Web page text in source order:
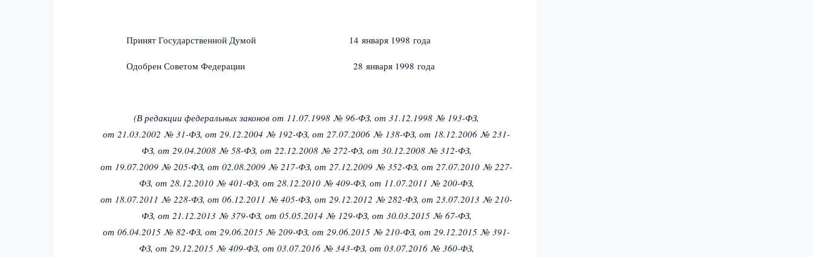
Принят Государственной Думой 14 января 1998 года
Одобрен Советом Федерации 28 января 1998 года
(В редакции федеральных законовот 11.07.1998 № 96-ФЗ,от 31.12.1998 № 193-ФЗ,
от 21.03.2002 № 31-ФЗ,от 29.12.2004 № 192-ФЗ,от 27.07.2006 № 138-ФЗ,от 18.12.2006 № 231-
ФЗ, от 29.04.2008 № 58-ФЗ, от 22.12.2008 № 272-ФЗ, от 30.12.2008 № 312-ФЗ,
от 19.07.2009 № 205-ФЗ,от 02.08.2009 № 217-ФЗ,от 27.12.2009 № 352-ФЗ,от 27.07.2010 № 227-
ФЗ, от 28.12.2010 № 401-ФЗ, от 28.12.2010 № 409-ФЗ, от 11.07.2011 № 200-ФЗ,
от 18.07.2011 № 228-ФЗ,от 06.12.2011 № 405-ФЗ,от 29.12.2012 № 282-ФЗ,от 23.07.2013 № 210-
ФЗ, от 21.12.2013 № 379-ФЗ, от 05.05.2014 № 129-ФЗ, от 30.03.2015 № 67-ФЗ,
от 06.04.2015 № 82-ФЗ,от 29.06.2015 № 209-ФЗ,от 29.06.2015 № 210-ФЗ,от 29.12.2015 № 391-
ФЗ, от 29.12.2015 № 409-ФЗ, от 03.07.2016 № 343-ФЗ, от 03.07.2016 № 360-ФЗ,